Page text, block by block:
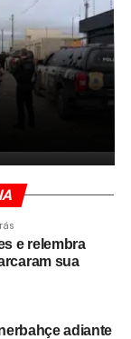
e relembra
sua
adiante